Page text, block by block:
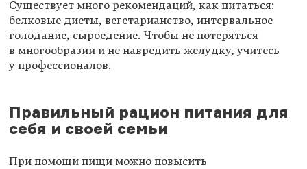
Существует много рекомендаций, как питаться:
белковые диеты, вегетарианство, интервальное
голодание, сыроедение. Чтобы не потеряться
в многообразии и не навредить желудку, учитесь
у профессионалов.
Правильный рацион питания для
себя и своей семьи
При помощи пищи можно повысить